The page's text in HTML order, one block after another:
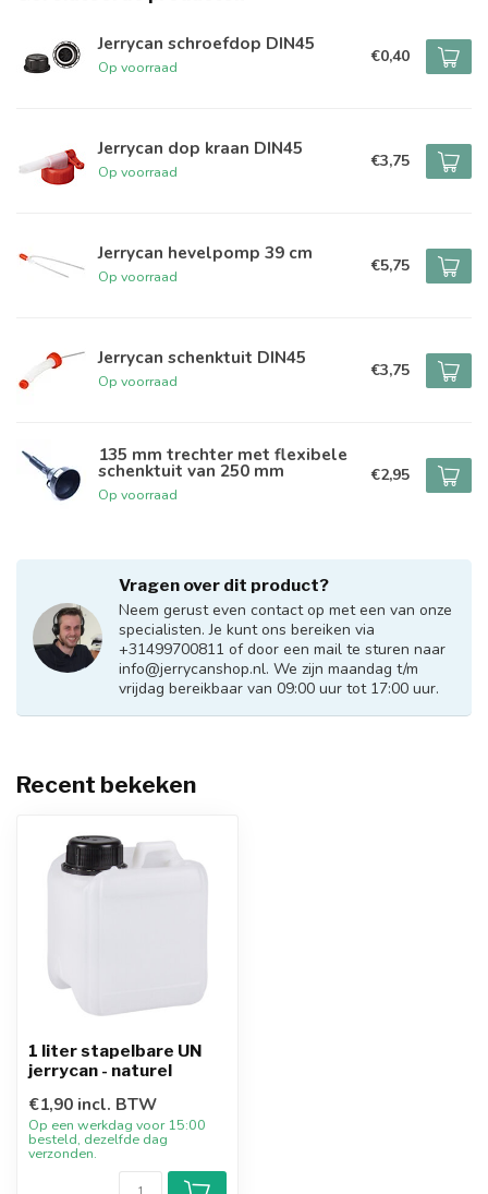
Jerrycan schroefdop DIN45
Op voorraad
€0,40
Jerrycan dop kraan DIN45
Op voorraad
€3,75
Jerrycan hevelpomp 39 cm
Op voorraad
€5,75
Jerrycan schenktuit DIN45
Op voorraad
€3,75
135 mm trechter met flexibele
schenktuit van 250 mm
Op voorraad
€2,95
Vragen over dit product?
Neem gerust even contact op met een van onze
specialisten. Je kunt ons bereiken via
+31499700811 of door een mail te sturen naar
info@jerrycanshop.nl. We zijn maandag t/m
vrijdag bereikbaar van 09:00 uur tot 17:00 uur.
Recent bekeken
1 liter stapelbare UN
jerrycan - naturel
€1,90 incl. BTW
Op een werkdag voor 15:00
besteld, dezelfde dag
verzonden.